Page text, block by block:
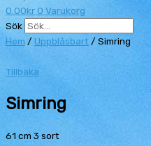
0.00kr 0 Varukorg
Sök
Hem / Uppblåsbart / Simring
Tillbaka
Simring
61 cm 3 sort